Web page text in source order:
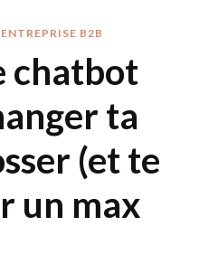
ENTREPRISE B2B
chatbot
ta
(et te
un max